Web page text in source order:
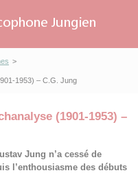
>
1953) – C.G. Jung
(1901-1953) –
Jung n’a cessé de
l’enthousiasme des débuts